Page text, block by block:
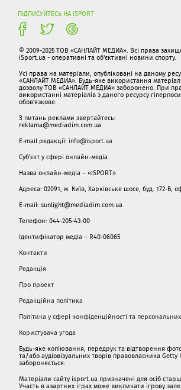
ПІДПИСУЙТЕСЬ НА ISPORT
© 2009-2025 ТОВ «САНЛАЙТ МЕДИА». Всі права
iSport.ua - оперативні та об'єктивні новини спорту.
Усі права на матеріали, опубліковані на даному
«САНЛАЙТ МЕДИА». Будь-яке використання
дозволу ТОВ «САНЛАЙТ МЕДИА» заборонено. При
використанні матеріалів з даного ресурсу
обов'язкове.
З питань реклами звертайтесь:
reklama@mediadim.com.ua
E-mail редакції: info@isport.ua
Суб'єкт у сфері онлайн-медіа
Назва онлайн-медіа – «ISPORT»
Адреса: 02091, м. Київ, Харківське шосе, буд. 172-Б,
E-mail: sunlight@mediadim.com.ua
Телефон: 044-205-43-00
Ідентифікатор медіа – R40-06065
Контакти
Редакція
Про проект
Редакційна політика
Політика у сфері конфіденційності та
Користувача угода
Будь-яке копіювання, передрук та відтворення
та/або аудіовізуальних творів правовласника Getty
забороняється.
Матеріали сайту isport.ua призначені для осіб
Участь в азартних іграх може викликати ігрову